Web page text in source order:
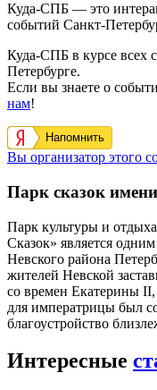
Куда-СПБ — это
событий Санкт-
Куда-СПБ в курсе всех
Петербурге.
Если вы знаете о
нам!
Напомнить
Вы организатор этого
Парк сказок
Парк культуры и
Сказок» является
Невского района
жителей Невской
со времен Екатерины II,
для императрицы был
благоустройство
Интересные